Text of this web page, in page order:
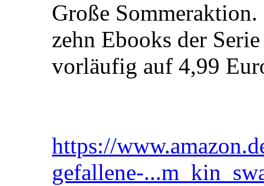
Große
zehn Ebooks der
vorläufig auf 4,99
https://
gefallene-